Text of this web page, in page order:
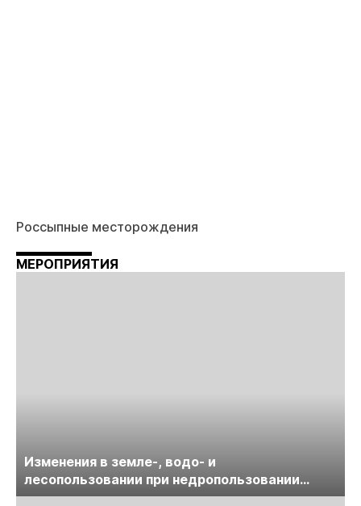
Россыпные месторождения
МЕРОПРИЯТИЯ
Изменения в земле-, водо- и
лесопользовании при недропользовании
обсудят на семинаре «ПравоТЭК»